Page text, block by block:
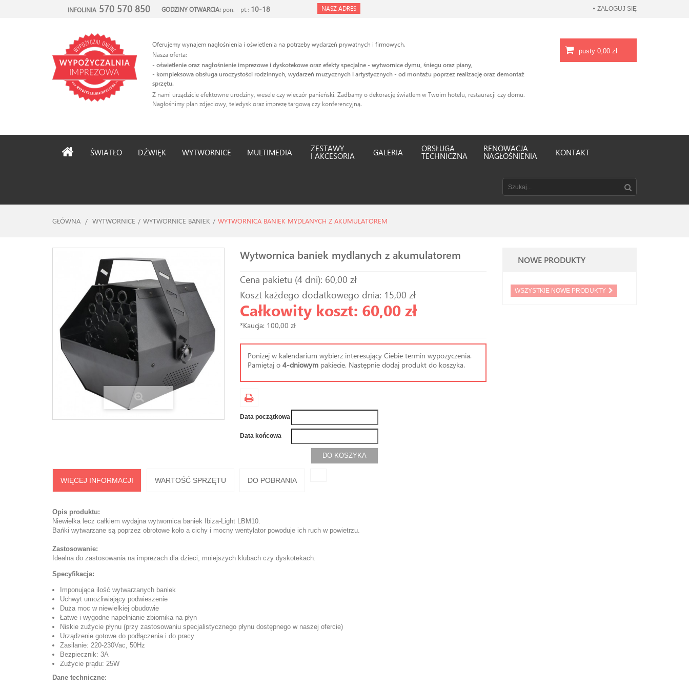
INFOLINIA 570 570 850 GODZINY OTWARCIA: pon. - pt.: 10-18 NASZ ADRES ZALOGUJ SIĘ
Oferujemy wynajem nagłośnienia i oświetlenia na potrzeby wydarzeń prywatnych i firmowych.
Nasza oferta:
- oświetlenie oraz nagłośnienie imprezowe i dyskotekowe oraz efekty specjalne - wytwornice dymu, śniegu oraz piany,
- kompleksowa obsługa uroczystości rodzinnych, wydarzeń muzycznych i artystycznych - od montażu poprzez realizację oraz demontaż
sprzętu.
Z nami urządzicie efektowne urodziny, wesele czy wieczór panieński. Zadbamy o dekorację światłem w Twoim hotelu, restauracji czy domu.
Nagłośnimy plan zdjęciowy, teledysk oraz imprezę targową czy konferencyjną.
pusty 0,00 zł
ŚWIATŁO DŹWIĘK WYTWORNICE MULTIMEDIA ZESTAWY
I AKCESORIA GALERIA OBSŁUGA
TECHNICZNA
RENOWACJA
NAGŁOŚNIENIA KONTAKT
GŁÓWNA / WYTWORNICE / WYTWORNICE BANIEK / WYTWORNICA BANIEK MYDLANYCH Z AKUMULATOREM
Wytwornica baniek mydlanych z akumulatorem
Cena pakietu (4 dni): 60,00 zł
Koszt każdego dodatkowego dnia: 15,00 zł
Całkowity koszt: 60,00 zł
*Kaucja: 100,00 zł
Poniżej w kalendarium wybierz interesujący Ciebie termin wypożyczenia.
Pamiętaj o 4-dniowympakiecie. Następnie dodaj produkt do koszyka.
Data początkowa
Data końcowa
DO KOSZYKA
WIĘCEJ INFORMACJI WARTOŚĆ SPRZĘTU DO POBRANIA
Opis produktu:
Niewielka lecz całkiem wydajna wytwornica baniek Ibiza-Light LBM10.
Bańki wytwarzane są poprzez obrotowe koło a cichy i mocny wentylator powoduje ich ruch w powietrzu.
Zastosowanie:
Idealna do zastosowania na imprezach dla dzieci, mniejszych klubach czy dyskotekach.
Specyfikacja:
Imponująca ilość wytwarzanych baniek
Uchwyt umożliwiający podwieszenie
Duża moc w niewielkiej obudowie
Łatwe i wygodne napełnianie zbiornika na płyn
Niskie zużycie płynu (przy zastosowaniu specjalistycznego płynu dostępnego w naszej ofercie)
Urządzenie gotowe do podłączenia i do pracy
Zasilanie: 220-230Vac, 50Hz
Bezpiecznik: 3A
Zużycie prądu: 25W
Dane techniczne:
NOWE PRODUKTY
WSZYSTKIE NOWE PRODUKTY